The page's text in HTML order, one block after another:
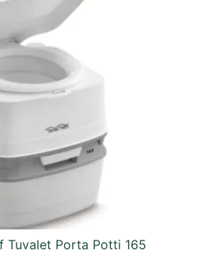
₺20.169,82.
Porta Potti 165